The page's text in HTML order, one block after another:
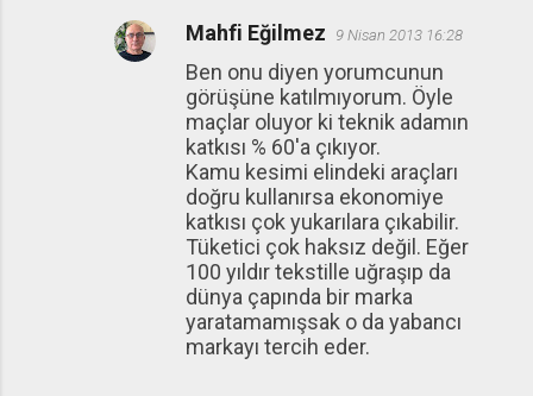
Mahfi Eğilmez
9 Nisan 2013 16:28
Ben onu diyen yorumcunun
görüşüne katılmıyorum. Öyle
maçlar oluyor ki teknik adamın
katkısı % 60'a çıkıyor.
Kamu kesimi elindeki araçları
doğru kullanırsa ekonomiye
katkısı çok yukarılara çıkabilir.
Tüketici çok haksız değil. Eğer
100 yıldır tekstille uğraşıp da
dünya çapında bir marka
yaratamamışsak o da yabancı
markayı tercih eder.